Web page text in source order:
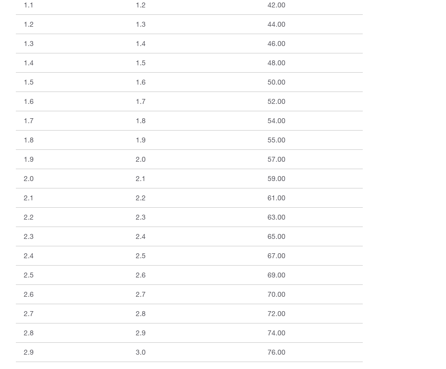
1.1 1.2 42.00
1.2 1.3 44.00
1.3 1.4 46.00
1.4 1.5 48.00
1.5 1.6 50.00
1.6 1.7 52.00
1.7 1.8 54.00
1.8 1.9 55.00
1.9 2.0 57.00
2.0 2.1 59.00
2.1 2.2 61.00
2.2 2.3 63.00
2.3 2.4 65.00
2.4 2.5 67.00
2.5 2.6 69.00
2.6 2.7 70.00
2.7 2.8 72.00
2.8 2.9 74.00
2.9 3.0 76.00